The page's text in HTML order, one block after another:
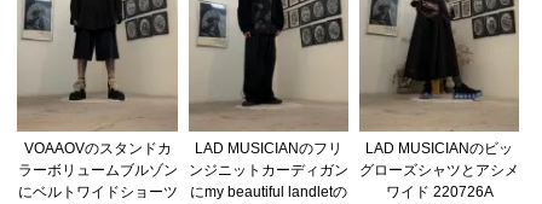
VOAAOVのスタンドカ
ラーボリュームブルゾン
にベルトワイドショーツ
LAD MUSICIANのフリ
ンジニットカーディガン
にmy beautiful landletの
LAD MUSICIANのビッ
グローズシャツとアシメ
ワイド 220726A